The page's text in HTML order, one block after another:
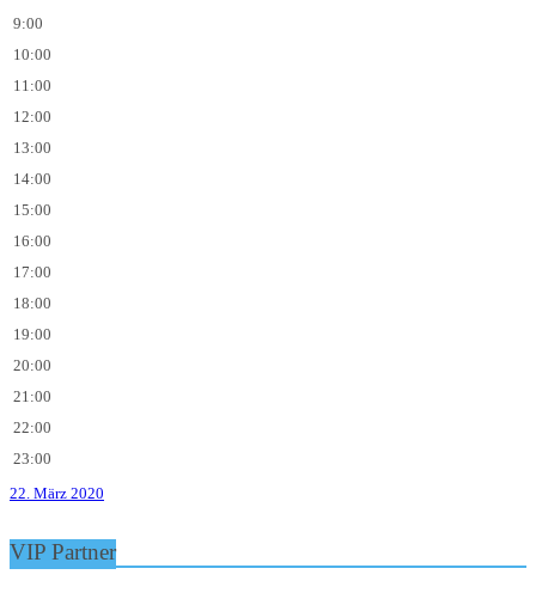
9:00
10:00
11:00
12:00
13:00
14:00
15:00
16:00
17:00
18:00
19:00
20:00
21:00
22:00
23:00
22. März 2020
VIP Partner